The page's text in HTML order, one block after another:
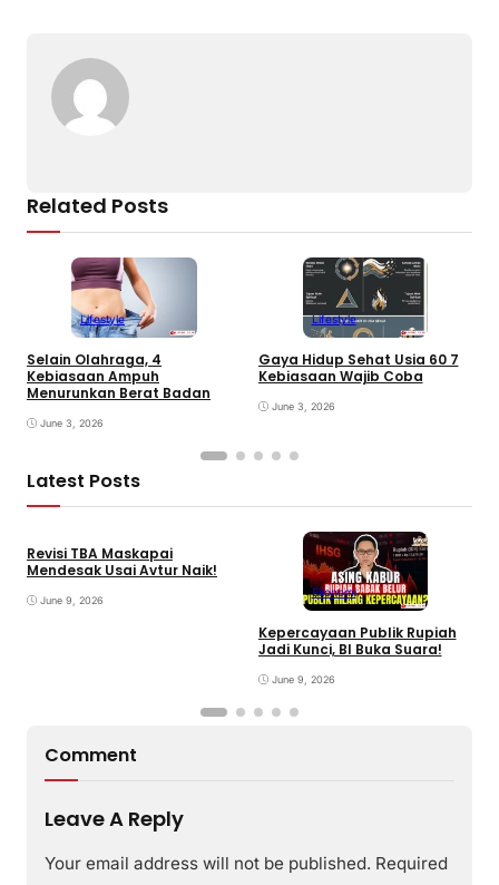
Related Posts
Lifestyle
Selain Olahraga, 4
Kebiasaan Ampuh
Menurunkan Berat Badan
June 3, 2026
Lifestyle
Gaya Hidup Sehat Usia 60 7
Kebiasaan Wajib Coba
June 3, 2026
Latest Posts
Revisi TBA Maskapai
Mendesak Usai Avtur Naik!
June 9, 2026
Ekonomi
Kepercayaan Publik Rupiah
Jadi Kunci, BI Buka Suara!
June 9, 2026
Comment
Leave A Reply
Your email address will not be published. Required